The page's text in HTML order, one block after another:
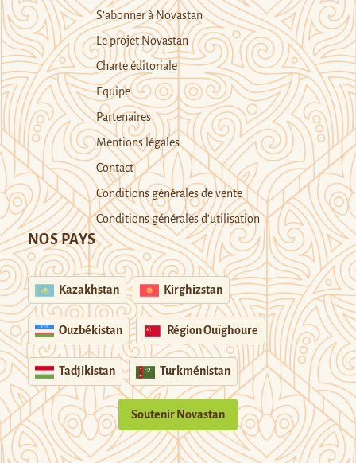
S’abonner à Novastan
Le projet Novastan
Charte éditoriale
Equipe
Partenaires
Mentions légales
Contact
Conditions générales de vente
Conditions générales d’utilisation
NOS PAYS
Kazakhstan Kirghizstan
Ouzbékistan Région Ouïghoure
Tadjikistan Turkménistan
Soutenir Novastan